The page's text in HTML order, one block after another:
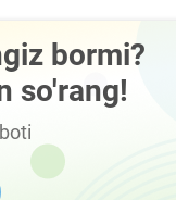
bormi?
so'rang!